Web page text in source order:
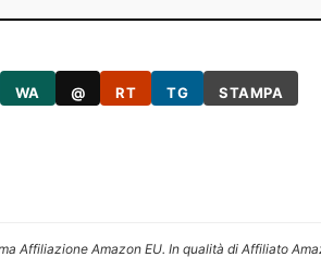
WA @ RT TG STAMPA
Affiliazione Amazon EU. In qualità di Affiliato